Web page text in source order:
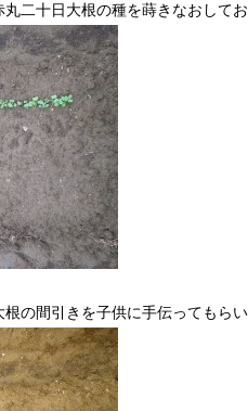
二十日大根の種を蒔きなおして
の間引きを子供に手伝ってもら